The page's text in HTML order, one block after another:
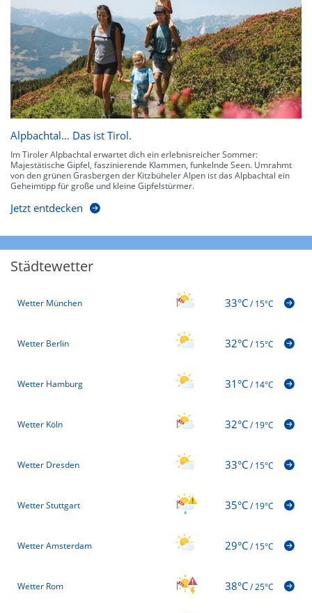
Alpbachtal… Das ist Tirol.
Im Tiroler Alpbachtal erwartet dich ein erlebnisreicher Sommer:
Majestätische Gipfel, faszinierende Klammen, funkelnde Seen. Umrahmt
von den grünen Grasbergen der Kitzbüheler Alpen ist das Alpbachtal ein
Geheimtipp für große und kleine Gipfelstürmer.
Jetzt entdecken
Städtewetter
Wetter München 33°C/15°C
Wetter Berlin 32°C/15°C
Wetter Hamburg 31°C/14°C
Wetter Köln 32°C/19°C
Wetter Dresden 33°C/15°C
Wetter Stuttgart 35°C/19°C
Wetter Amsterdam 29°C/15°C
Wetter Rom 38°C/25°C